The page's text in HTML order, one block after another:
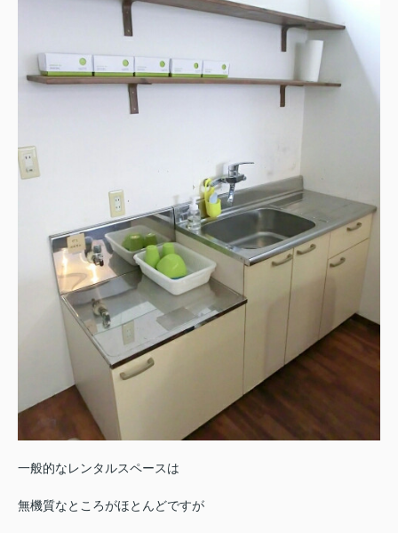
一般的なレンタルスペースは
無機質なところがほとんどですが